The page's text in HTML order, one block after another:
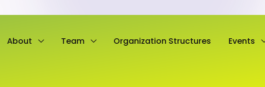
About Team Organization Structures Events